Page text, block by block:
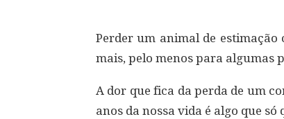
Perder um animal de
mais, pelo menos para algumas
A dor que fica da perda de um
anos da nossa vida é algo que só